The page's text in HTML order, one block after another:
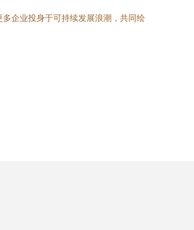
企业投身于可持续发展浪潮，共同绘